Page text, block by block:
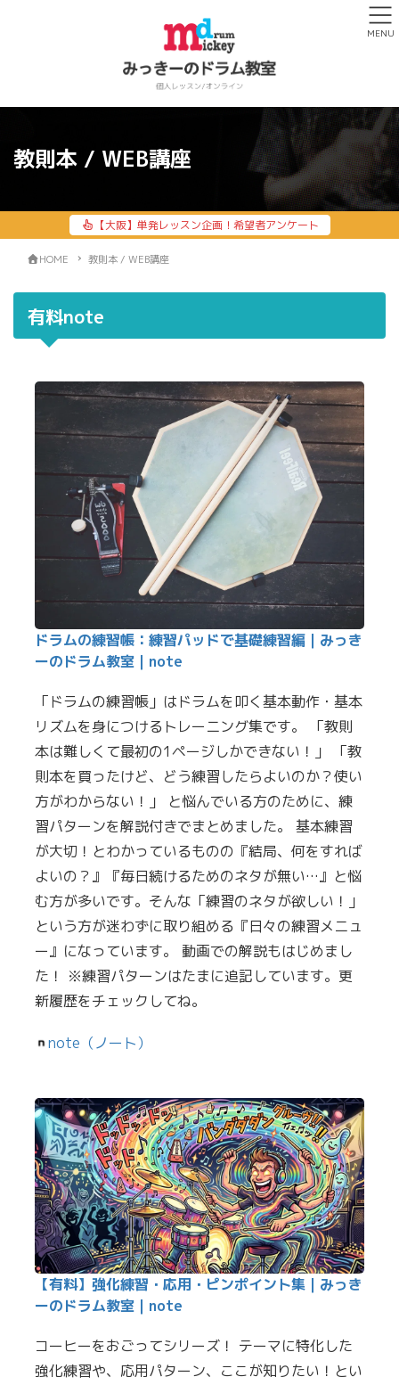
教則本 / WEB講座
【大阪】単発レッスン企画！希望者アンケート
HOME 教則本 / WEB講座
有料note
ドラムの練習帳：練習パッドで基礎練習編｜みっき
ーのドラム教室｜note
「ドラムの練習帳」はドラムを叩く基本動作・基本
リズムを身につけるトレーニング集です。 「教則
本は難しくて最初の1ページしかできない！」 「教
則本を買ったけど、どう練習したらよいのか？使い
方がわからない！」 と悩んでいる方のために、練
習パターンを解説付きでまとめました。 基本練習
が大切！とわかっているものの『結局、何をすれば
よいの？』『毎日続けるためのネタが無い…』と悩
む方が多いです。そんな「練習のネタが欲しい！」
という方が迷わずに取り組める『日々の練習メニュ
ー』になっています。 動画での解説もはじめまし
た！ ※練習パターンはたまに追記しています。更
新履歴をチェックしてね。
note（ノート）
【有料】強化練習・応用・ピンポイント集｜みっき
ーのドラム教室｜note
コーヒーをおごってシリーズ！ テーマに特化した
強化練習や、応用パターン、ここが知りたい！とい
MENU